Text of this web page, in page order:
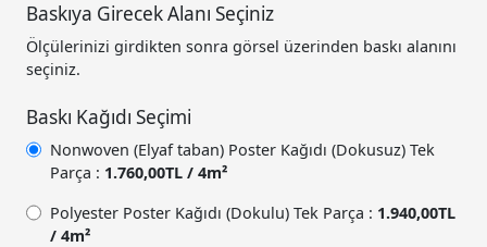
Baskıya Girecek Alanı Seçiniz
Ölçülerinizi girdikten sonra görsel üzerinden baskı alanını
seçiniz.
Baskı Kağıdı Seçimi
Nonwoven (Elyaf taban) Poster Kağıdı (Dokusuz) Tek
Parça : 1.760,00TL / 4m²
Polyester Poster Kağıdı (Dokulu) Tek Parça : 1.940,00TL
/ 4m²